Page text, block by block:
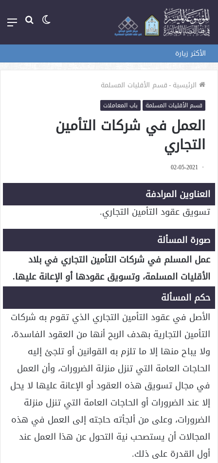
بحث الوضع
الأكثر زيارة
الرئيسية-قسم الأقليات المسلمة
قسم الأقليات المسلمة باب المعاملات
العمل في شركات التأمين
التجاري
02-05-2021
العناوين المرادفة
تسويق عقود التأمين التجاري.
صورة المسألة
عمل المسلم في شركات التأمين التجاري في بلاد
الأقليات المسلمة، وتسويق عقودها أو الإعانة عليها.
حكم المسألة
الأصل في عقود التأمين التجاري الذي تقوم به شركات
التأمين التجارية بهدف الربح أنها من العقود الفاسدة،
ولا يباح منها إلا ما تلزم به القوانين أو تلجئ إليه
الحاجات العامة التي تنزل منزلة الضرورات، وأن العمل
في مجال تسويق هذه العقود أو الإعانة عليها لا يحل
إلا عند الضرورات أو الحاجات العامة التي تنزل منزلة
الضرورات، وعلى من ألجأته حاجته إلى العمل في هذه
المجالات أن يستصحب نية التحول عن هذا العمل عند
أول القدرة على ذلك.